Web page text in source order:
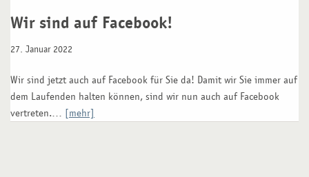
Wir sind auf Facebook!
27. Januar 2022
Wir sind jetzt auch auf Facebook für Sie da! Damit wir Sie immer auf
dem Laufenden halten können, sind wir nun auch auf Facebook
vertreten.… [mehr]